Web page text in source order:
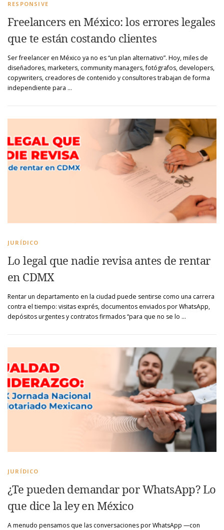
RESPONSIVE
Freelancers en México: los errores legales
que te están costando clientes
Ser freelancer en México ya no es “un plan alternativo”. Hoy, miles de
diseñadores, marketers, community managers, fotógrafos, developers,
copywriters, creadores de contenido y consultores trabajan de forma
independiente para …
JURÍDICO
Lo legal que nadie revisa antes de rentar
en CDMX
Rentar un departamento en la ciudad puede sentirse como una carrera
contra el tiempo: visitas exprés, documentos enviados por WhatsApp,
depósitos urgentes y contratos firmados “para que no se lo …
JURÍDICO
¿Te pueden demandar por WhatsApp? Lo
que dice la ley en México
A menudo pensamos que las conversaciones por WhatsApp —con